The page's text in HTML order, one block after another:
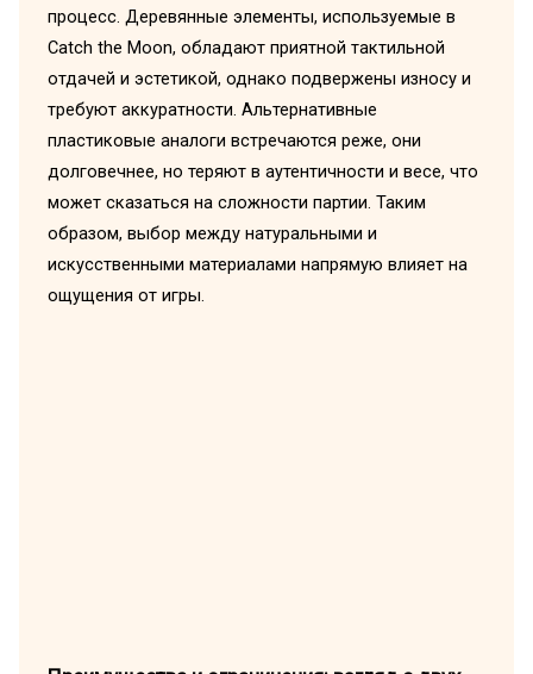
процесс. Деревянные элементы, используемые в
Catch the Moon, обладают приятной тактильной
отдачей и эстетикой, однако подвержены износу и
требуют аккуратности. Альтернативные
пластиковые аналоги встречаются реже, они
долговечнее, но теряют в аутентичности и весе, что
может сказаться на сложности партии. Таким
образом, выбор между натуральными и
искусственными материалами напрямую влияет на
ощущения от игры.